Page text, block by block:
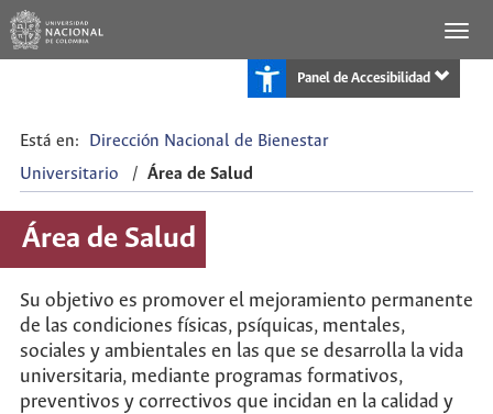
Panel de Accesibilidad
Está en:
Dirección Nacional de Bienestar
Universitario
/ Área de Salud
Área de Salud
Su objetivo es promover el mejoramiento permanente
de las condiciones físicas, psíquicas, mentales,
sociales y ambientales en las que se desarrolla la vida
universitaria, mediante programas formativos,
preventivos y correctivos que incidan en la calidad y